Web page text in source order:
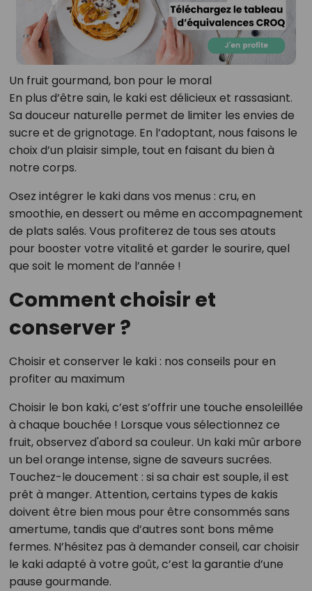
Un fruit gourmand, bon pour le moral
En plus d’être sain, le kaki est délicieux et rassasiant.
Sa douceur naturelle permet de limiter les envies de
sucre et de grignotage. En l’adoptant, nous faisons le
choix d’un plaisir simple, tout en faisant du bien à
notre corps.
Osez intégrer le kaki dans vos menus : cru, en
smoothie, en dessert ou même en accompagnement
de plats salés. Vous profiterez de tous ses atouts
pour booster votre vitalité et garder le sourire, quel
que soit le moment de l’année !
Comment choisir et
conserver ?
Choisir et conserver le kaki : nos conseils pour en
profiter au maximum
Choisir le bon kaki, c’est s’offrir une touche ensoleillée
à chaque bouchée ! Lorsque vous sélectionnez ce
fruit, observez d'abord sa couleur. Un kaki mûr arbore
un bel orange intense, signe de saveurs sucrées.
Touchez-le doucement : si sa chair est souple, il est
prêt à manger. Attention, certains types de kakis
doivent être bien mous pour être consommés sans
amertume, tandis que d’autres sont bons même
fermes. N’hésitez pas à demander conseil, car choisir
le kaki adapté à votre goût, c’est la garantie d’une
pause gourmande.